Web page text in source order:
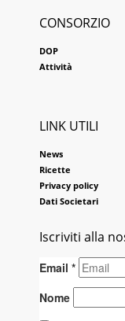
CONSORZIO
DOP
Attività
LINK UTILI
News
Ricette
Privacy policy
Dati Societari
Iscriviti alla